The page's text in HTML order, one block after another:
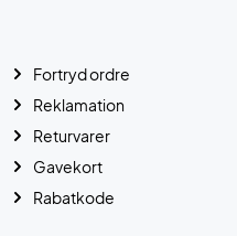
Fortryd ordre
Reklamation
Returvarer
Gavekort
Rabatkode